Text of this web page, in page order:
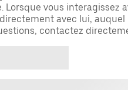
vous interagissez
avec lui, auquel
contactez